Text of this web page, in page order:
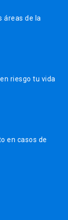
áreas de la
riesgo tu vida
en casos de